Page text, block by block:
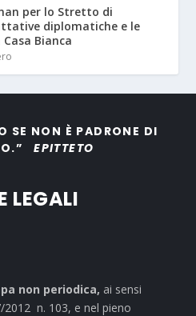
per lo Stretto di
diplomatiche e le
Bianca
SE NON È PADRONE DI
EPITTETO
LEGALI
non periodica, ai sensi
2012 n. 103, e nel pieno